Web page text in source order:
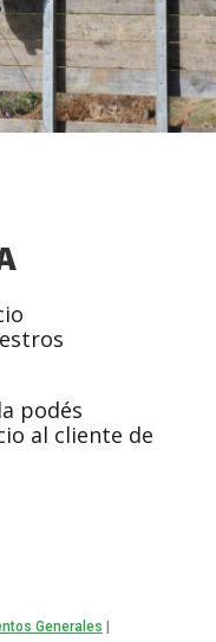
podés
al cliente de
Generales |